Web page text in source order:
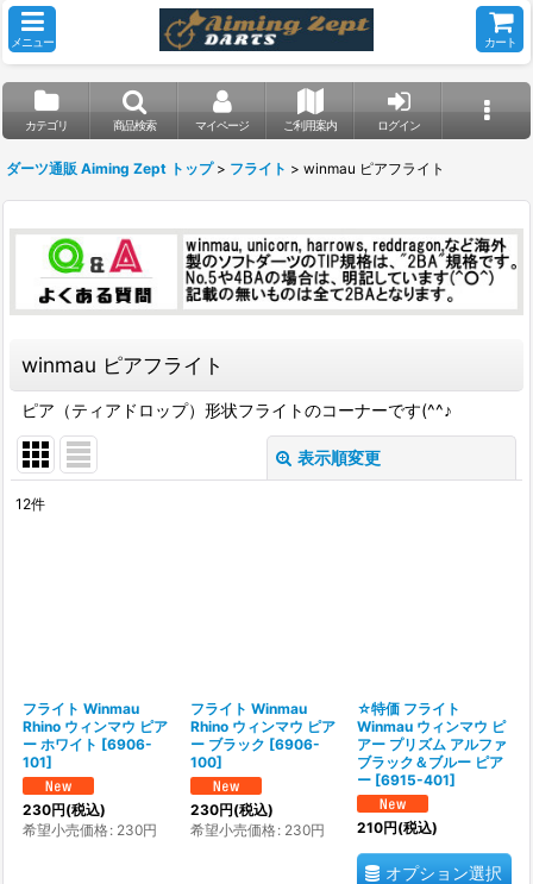
メニュー カート
カテゴリ 商品検索 マイページ ご利用案内 ログイン
ダーツ通販 Aiming Zept トップ > フライト > winmau ピアフライト
winmau ピアフライト
ピア（ティアドロップ）形状フライトのコーナーです(^^♪
表示順変更
12件
フライト Winmau
Rhino ウィンマウ ピア
ー ホワイト [6906-
101]
230円(税込)
希望小売価格: 230円
フライト Winmau
Rhino ウィンマウ ピア
ー ブラック [6906-
100]
230円(税込)
希望小売価格: 230円
☆特価 フライト
Winmau ウィンマウ ピ
アー プリズム アルファ
ブラック＆ブルー ピア
ー [6915-401]
210円(税込)
オプション選択